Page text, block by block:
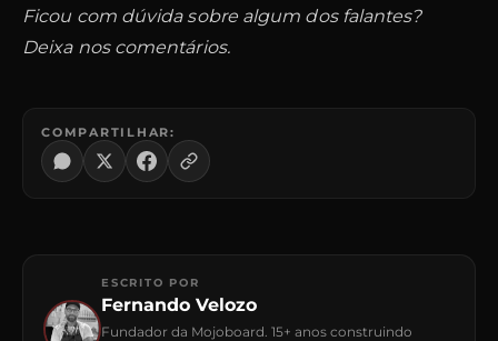
Ficou com dúvida sobre algum dos falantes?
Deixa nos comentários.
COMPARTILHAR:
ESCRITO POR
Fernando Velozo
Fundador da Mojoboard. 15+ anos construindo